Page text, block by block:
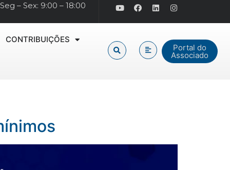
Seg – Sex: 9:00 – 18:00
CONTRIBUIÇÕES
Portal do
Associado